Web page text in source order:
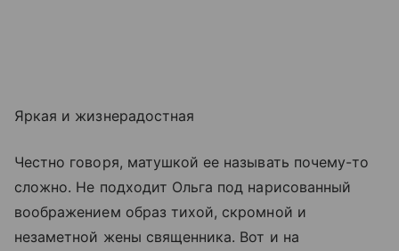
Яркая и жизнерадостная
Честно говоря, матушкой ее называть почему-то
сложно. Не подходит Ольга под нарисованный
воображением образ тихой, скромной и
незаметной жены священника. Вот и на